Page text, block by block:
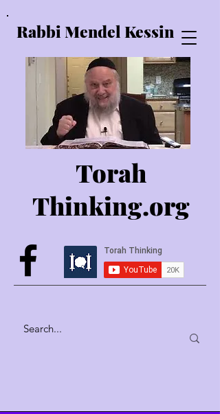
Rabbi Mendel Kessin
Torah
Thinking.org